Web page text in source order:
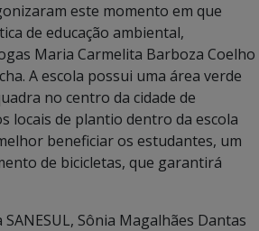
este momento em que
de educação ambiental,
Maria Carmelita Barboza Coelho
A escola possui uma área verde
no centro da cidade de
locais de plantio dentro da escola
beneficiar os estudantes, um
de bicicletas, que garantirá
Sônia Magalhães Dantas